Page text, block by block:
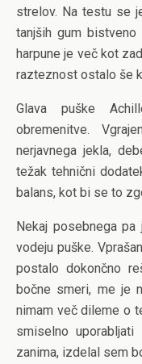
strelov. Na testu se
tanjših gum
harpune je več kot
razteznost ostalo še
Glava puške
obremenitve.
nerjavnega jekla,
težak tehnični
balans, kot bi se to
Nekaj posebnega
vodeju puške.
postalo dokončno
bočne smeri, me je
nimam več dileme o
smiselno
zanima, izdelal sem